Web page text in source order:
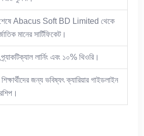
শেষে Abacus Soft BD Limited থেকে
মানের সার্টিফিকেট।
লার্নিং এবং ১০% থিওরি।
শিক্ষার্থীদের জন্য ভবিষ্যৎ ক্যারিয়ার গাইডলাইন